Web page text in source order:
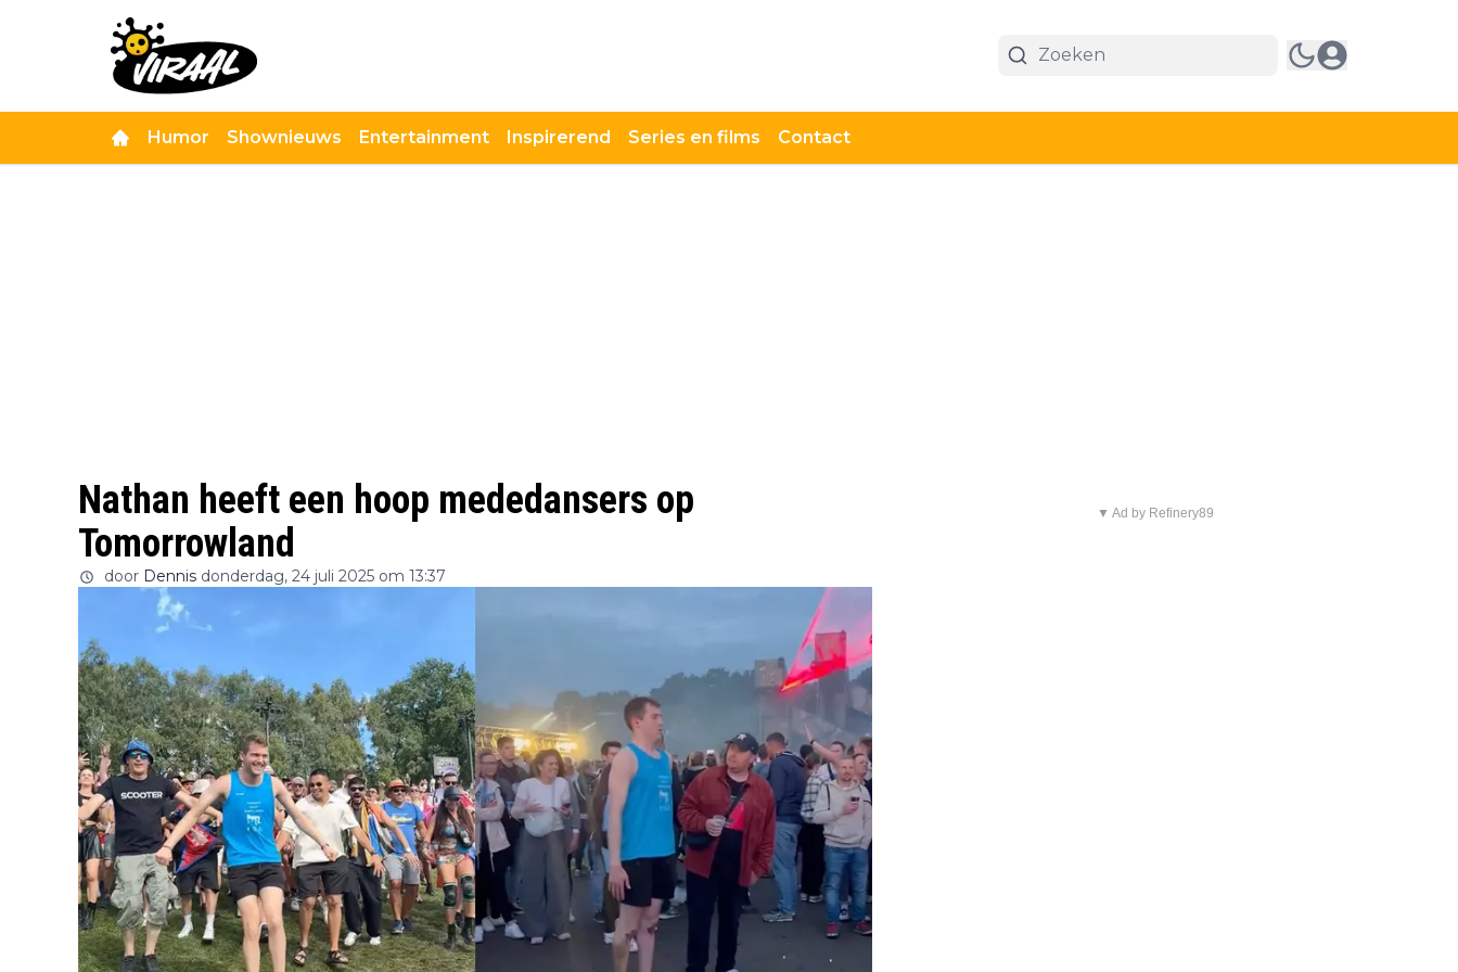
Humor Shownieuws Entertainment Inspirerend Series en films Contact
Nathan heeft een hoop mededansers op
Tomorrowland
door Dennis donderdag, 24 juli 2025 om 13:37
▼ Ad by Refinery89